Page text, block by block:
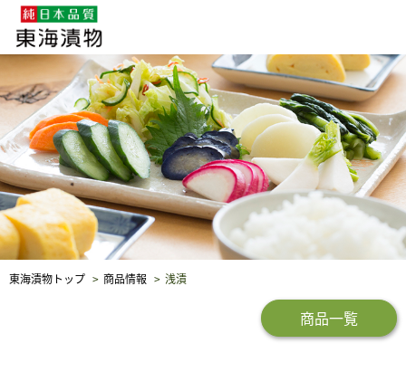
企業・採用情報 社会貢献 品質保証
東海漬物トップ 商品情報 浅漬
商品一覧